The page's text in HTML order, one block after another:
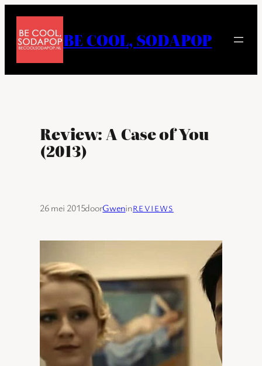
naar
inhoud
BE COOL, SODAPOP
Review: A Case of You
(2013)
26 mei 2015doorGweninREVIEWS